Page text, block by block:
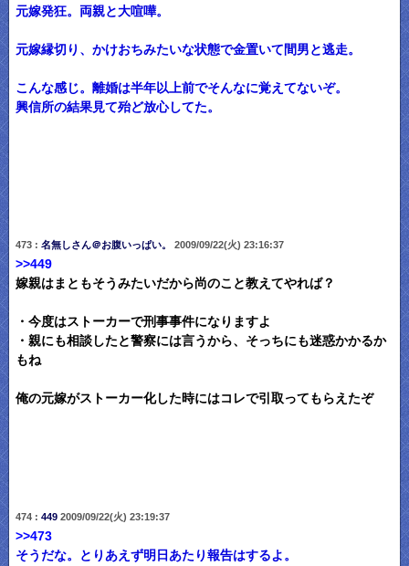
元嫁発狂。両親と大喧嘩。
元嫁縁切り、かけおちみたいな状態で金置いて間男と逃走。
こんな感じ。離婚は半年以上前でそんなに覚えてないぞ。
興信所の結果見て殆ど放心してた。
473 : 名無しさん＠お腹いっぱい。 2009/09/22(火) 23:16:37
>>449
嫁親はまともそうみたいだから尚のこと教えてやれば？
・今度はストーカーで刑事事件になりますよ
・親にも相談したと警察には言うから、そっちにも迷惑かかるか
もね
俺の元嫁がストーカー化した時にはコレで引取ってもらえたぞ
474 : 4492009/09/22(火) 23:19:37
>>473
そうだな。とりあえず明日あたり報告はするよ。